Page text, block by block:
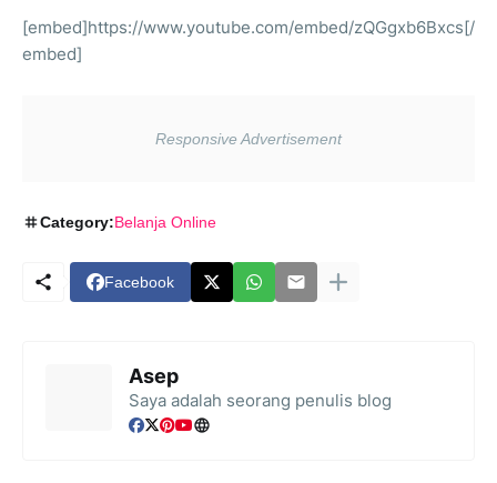
[embed]https://www.youtube.com/embed/zQGgxb6Bxcs[/
embed]
Category:Belanja Online
Facebook
Asep
Saya adalah seorang penulis blog